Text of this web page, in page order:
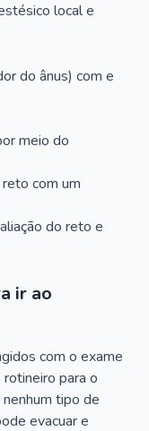
local e
do ânus) com e
meio do
com um
do reto e
ir ao
com o exame
para o
tipo de
evacuar e